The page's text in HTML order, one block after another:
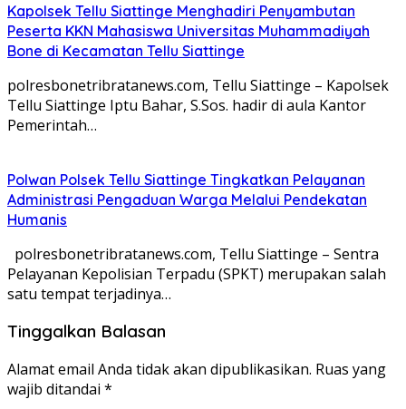
Kapolsek Tellu Siattinge Menghadiri Penyambutan
Peserta KKN Mahasiswa Universitas Muhammadiyah
Bone di Kecamatan Tellu Siattinge
polresbonetribratanews.com, Tellu Siattinge – Kapolsek
Tellu Siattinge Iptu Bahar, S.Sos. hadir di aula Kantor
Pemerintah…
Polwan Polsek Tellu Siattinge Tingkatkan Pelayanan
Administrasi Pengaduan Warga Melalui Pendekatan
Humanis
polresbonetribratanews.com, Tellu Siattinge – Sentra
Pelayanan Kepolisian Terpadu (SPKT) merupakan salah
satu tempat terjadinya…
Tinggalkan Balasan
Alamat email Anda tidak akan dipublikasikan. Ruas yang
wajib ditandai *